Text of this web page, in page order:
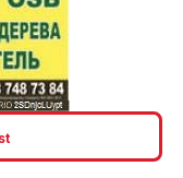
erid: 2SDnjcLUypt